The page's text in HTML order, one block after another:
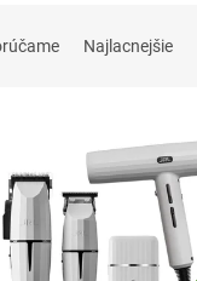
Najlacnejšie